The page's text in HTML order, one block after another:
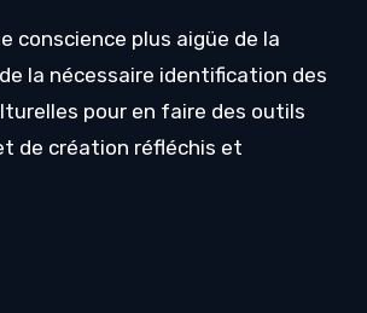
conscience plus aigüe de la
la nécessaire identification des
pour en faire des outils
de création réfléchis et